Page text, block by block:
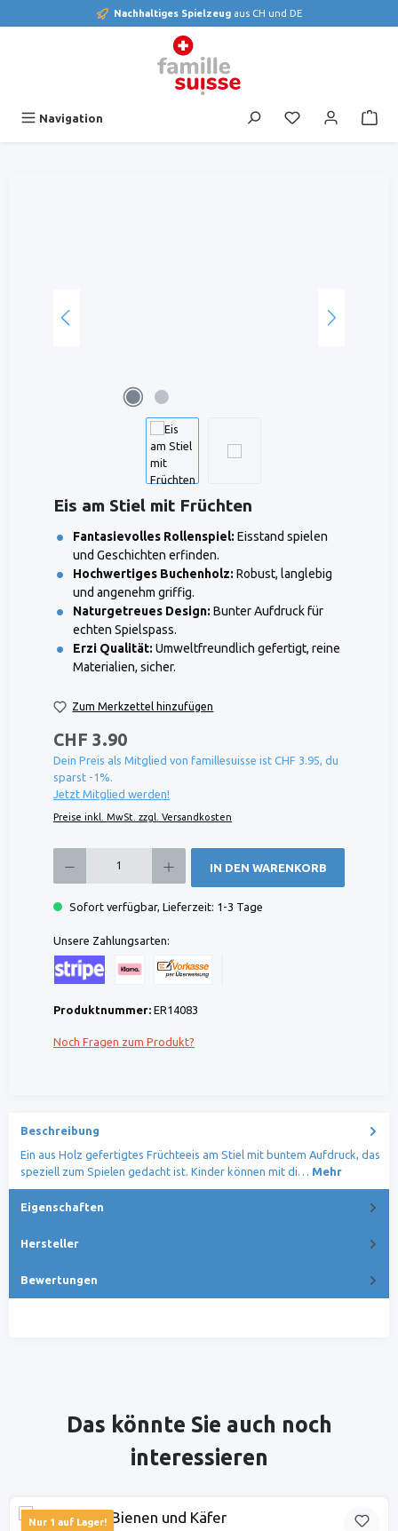
Nachhaltiges Spielzeug aus CH und DE
Navigation Du hast 0
Eis am Stiel mit Früchten
Fantasievolles Rollenspiel: Eisstand spielen
und Geschichten erfinden.
Hochwertiges Buchenholz: Robust, langlebig
und angenehm griffig.
Naturgetreues Design: Bunter Aufdruck für
echten Spielspass.
Erzi Qualität: Umweltfreundlich gefertigt, reine
Materialien, sicher.
Zum Merkzettel hinzufügen
CHF 3.90
Dein Preis als Mitglied von famillesuisse ist CHF 3.95, du
sparst -1%.
Jetzt Mitglied werden!
Preise inkl. MwSt. zzgl. Versandkosten
IN DEN WARENKORB
Sofort verfügbar, Lieferzeit: 1-3 Tage
Unsere Zahlungsarten:
Produktnummer: ER14083
Noch Fragen zum Produkt?
Beschreibung
Ein aus Holz gefertigtes Früchteeis am Stiel mit buntem Aufdruck, das
speziell zum Spielen gedacht ist. Kinder können mit di… Mehr
Eigenschaften
Hersteller
Bewertungen
Produktgalerie überspringen
Das könnte Sie auch noch
interessieren
Nur 1 auf Lager!